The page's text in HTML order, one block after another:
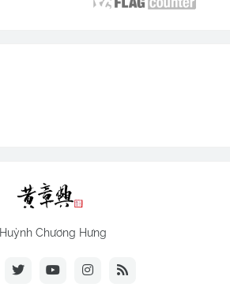
Huỳnh Chương Hưng